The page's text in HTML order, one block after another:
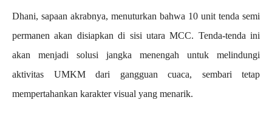
Dhani, sapaan akrabnya, menuturkan bahwa 10 unit tenda semi
permanen akan disiapkan di sisi utara MCC. Tenda-tenda ini
akan menjadi solusi jangka menengah untuk melindungi
aktivitas UMKM dari gangguan cuaca, sembari tetap
mempertahankan karakter visual yang menarik.